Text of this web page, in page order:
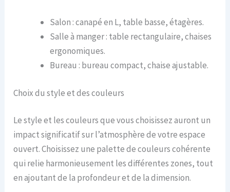
Salon : canapé en L, table basse, étagères.
Salle à manger : table rectangulaire, chaises
ergonomiques.
Bureau : bureau compact, chaise ajustable.
Choix du style et des couleurs
Le style et les couleurs que vous choisissez auront un
impact significatif sur l’atmosphère de votre espace
ouvert. Choisissez une palette de couleurs cohérente
qui relie harmonieusement les différentes zones, tout
en ajoutant de la profondeur et de la dimension.